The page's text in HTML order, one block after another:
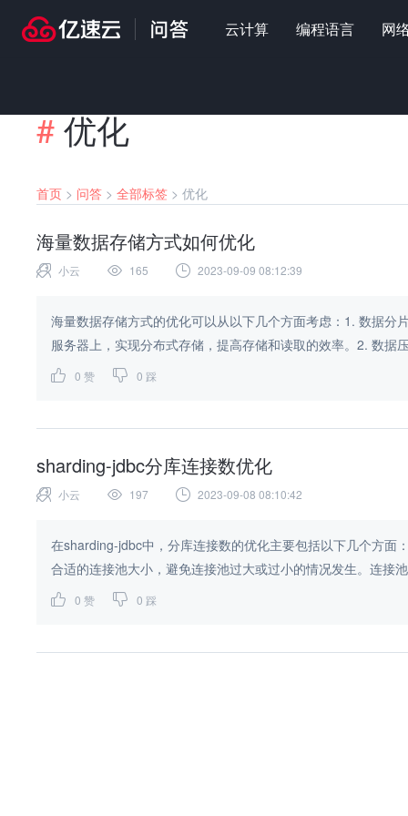
云计算 编程语言 网
#优化
首页 > 问答 > 全部标签 > 优化
海量数据存储方式如何优化
小云 165 2023-09-09 08:12:39
海量数据存储方式的优化可以从以下几个方面考虑：1. 数据
服务器上，实现分布式存储，提高存储和读取的效率。2. 数据
0 赞 0 踩
sharding-jdbc分库连接数优化
小云 197 2023-09-08 08:10:42
在sharding-jdbc中，分库连接数的优化主要包括以下几个方面
合适的连接池大小，避免连接池过大或过小的情况发生。连接
0 赞 0 踩